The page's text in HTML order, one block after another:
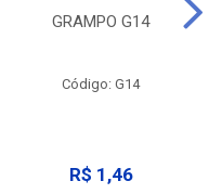
GRAMPO G14
Código: G14
R$ 1,46